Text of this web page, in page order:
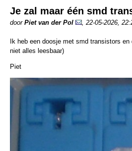
Je zal maar één smd
door Piet van der Pol 22-05-2026,
Ik heb een doosje met smd transistors
niet alles leesbaar)
Piet